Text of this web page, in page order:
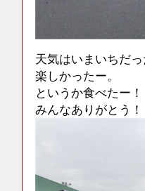
天気はいまいちだ
楽しかったー。
というか食べたー！
みんなありがとう！